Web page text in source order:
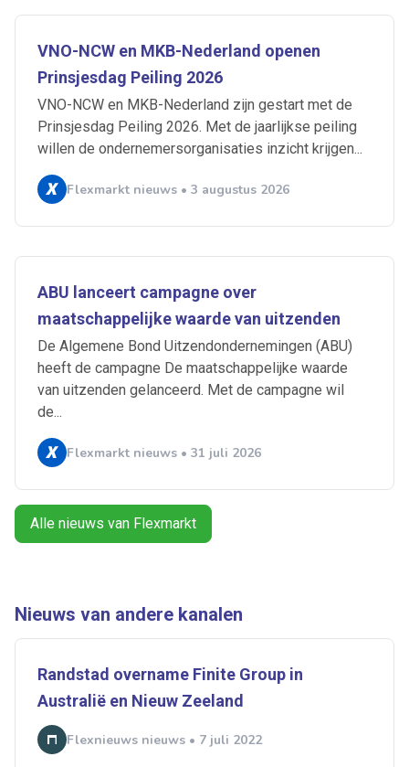
VNO-NCW en MKB-Nederland openen
Prinsjesdag Peiling 2026
VNO-NCW en MKB-Nederland zijn gestart met de
Prinsjesdag Peiling 2026. Met de jaarlijkse peiling
willen de ondernemersorganisaties inzicht krijgen...
Flexmarkt nieuws • 3 augustus 2026
ABU lanceert campagne over
maatschappelijke waarde van uitzenden
De Algemene Bond Uitzendondernemingen (ABU)
heeft de campagne De maatschappelijke waarde
van uitzenden gelanceerd. Met de campagne wil
de...
Flexmarkt nieuws • 31 juli 2026
Alle nieuws van Flexmarkt
Nieuws van andere kanalen
Randstad overname Finite Group in
Australië en Nieuw Zeeland
Flexnieuws nieuws • 7 juli 2022
je mailbox
Artikelen zoeken
Alles
Normering Arbeid
ZiPconomy